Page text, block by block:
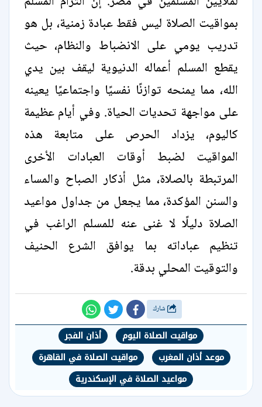
بمواقيت الصلاة ليس فقط عبادة زمنية، بل هو
تدريب يومي على الانضباط والنظام، حيث
يقطع المسلم أعماله الدنيوية ليقف بين يدي
الله، مما يمنحه توازنًا نفسيًا واجتماعيًا يعينه
على مواجهة تحديات الحياة. وفي أيام عظيمة
كاليوم، يزداد الحرص على متابعة هذه
المواقيت لضبط أوقات العبادات الأخرى
المرتبطة بالصلاة، مثل أذكار الصباح والمساء
والسنن المؤكدة، مما يجعل من جداول مواعيد
الصلاة دليلًا لا غنى عنه للمسلم الراغب في
تنظيم عباداته بما يوافق الشرع الحنيف
والتوقيت المحلي بدقة.
مواقيت الصلاة اليوم
أذان الفجر
موعد أذان المغرب
مواقيت الصلاة في القاهرة
مواعيد الصلاة في الإسكندرية